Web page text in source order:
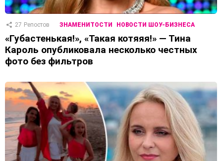
27 Репостов ЗНАМЕНИТОСТИ НОВОСТИ ШОУ-БИЗНЕСА
«Губастенькая!», «Такая котяяя!» — Тина
Кароль опубликовала несколько честных
фото без фильтров